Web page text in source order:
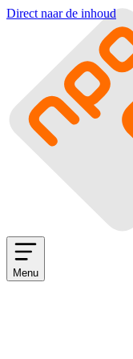
Direct naar de inhoud
Menu